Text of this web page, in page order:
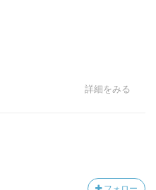
詳細をみる